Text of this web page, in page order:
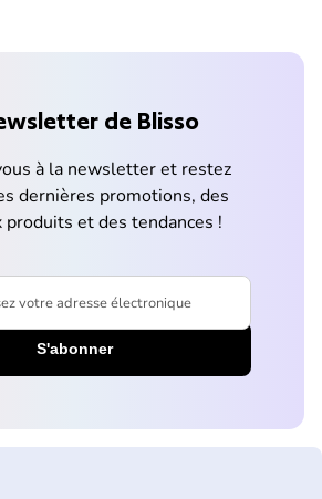
de Blisso
à la newsletter et restez
dernières promotions, des
produits et des tendances !
adresse électronique